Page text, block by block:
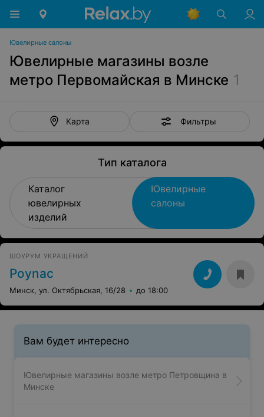
Ювелирные салоны
Ювелирные магазины возле
метро Первомайская в Минске 1
Карта Фильтры
Тип каталога
Каталог
ювелирных
изделий
Ювелирные
салоны
ШОУРУМ УКРАЩЕНИЙ
Poynac
Минск, ул. Октябрьская, 16/28 до 18:00
Вам будет интересно
Ювелирные магазины возле метро Петровщина в
Минске